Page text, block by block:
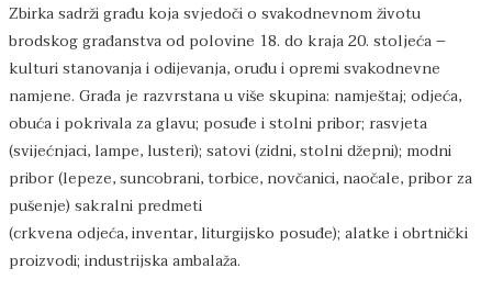
Zbirka sadrži građu koja svjedoči o svakodnevnom životu
brodskog građanstva od polovine 18. do kraja 20. stoljeća –
kulturi stanovanja i odijevanja, oruđu i opremi svakodnevne
namjene. Građa je razvrstana u više skupina: namještaj; odjeća,
obuća i pokrivala za glavu; posuđe i stolni pribor; rasvjeta
(svijećnjaci, lampe, lusteri); satovi (zidni, stolni džepni); modni
pribor (lepeze, suncobrani, torbice, novčanici, naočale, pribor za
pušenje) sakralni predmeti
(crkvena odjeća, inventar, liturgijsko posuđe); alatke i obrtnički
proizvodi; industrijska ambalaža.